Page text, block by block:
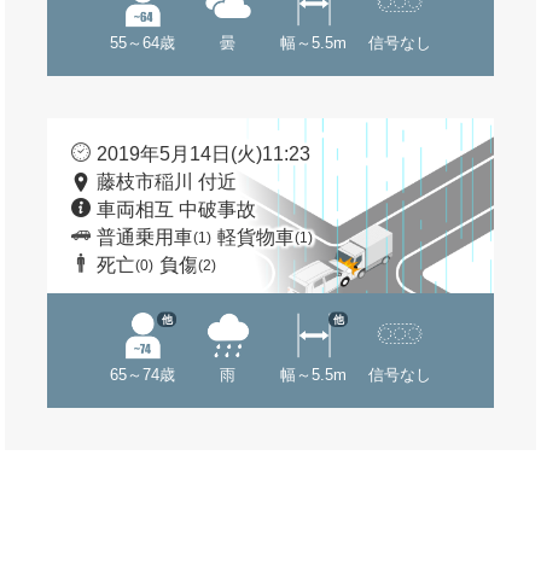
55～64歳 曇 幅～5.5m 信号なし
2019年5月14日(火)11:23
藤枝市稲川 付近
車両相互 中破事故
普通乗用車(1) 軽貨物車(1)
死亡(0) 負傷(2)
65～74歳
他
雨 幅～5.5m
他
信号なし